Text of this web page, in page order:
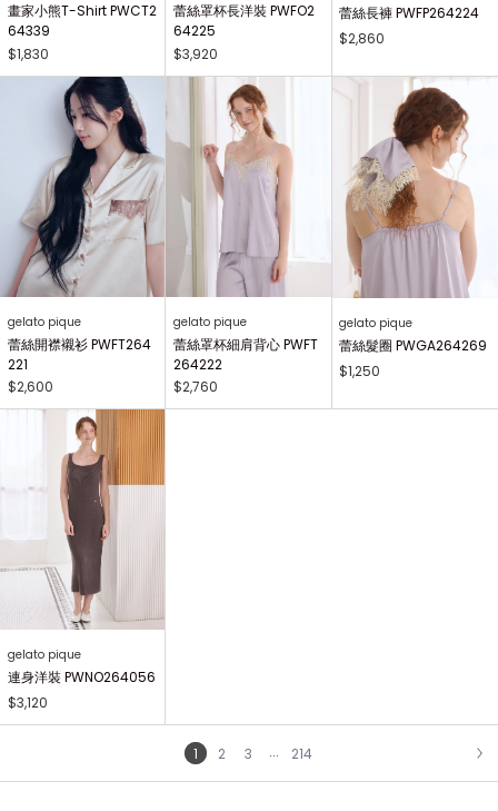
畫家小熊T-Shirt PWCT2
64339
$1,830
蕾絲罩杯長洋裝 PWFO2
64225
$3,920
蕾絲長褲 PWFP264224
$2,860
gelato pique
蕾絲開襟襯衫 PWFT264
221
$2,600
gelato pique
蕾絲罩杯細肩背心 PWFT
264222
$2,760
gelato pique
蕾絲髮圈 PWGA264269
$1,250
gelato pique
連身洋裝 PWNO264056
$3,120
1 2 3 ...
214